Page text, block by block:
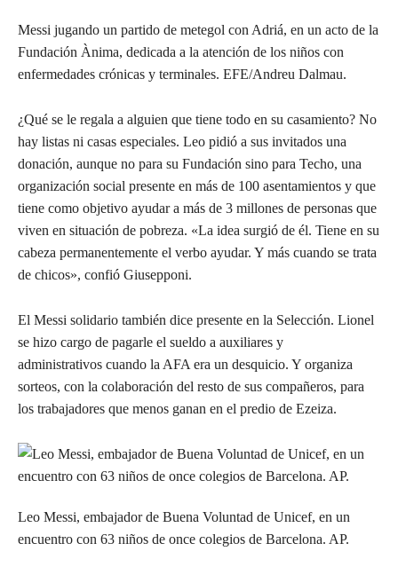
Messi jugando un partido de metegol con Adriá, en un acto de la
Fundación Ànima, dedicada a la atención de los niños con
enfermedades crónicas y terminales. EFE/Andreu Dalmau.
¿Qué se le regala a alguien que tiene todo en su casamiento? No
hay listas ni casas especiales. Leo pidió a sus invitados una
donación, aunque no para su Fundación sino para Techo, una
organización social presente en más de 100 asentamientos y que
tiene como objetivo ayudar a más de 3 millones de personas que
viven en situación de pobreza. «La idea surgió de él. Tiene en su
cabeza permanentemente el verbo ayudar. Y más cuando se trata
de chicos», confió Giusepponi.
El Messi solidario también dice presente en la Selección. Lionel
se hizo cargo de pagarle el sueldo a auxiliares y
administrativos cuando la AFA era un desquicio. Y organiza
sorteos, con la colaboración del resto de sus compañeros, para
los trabajadores que menos ganan en el predio de Ezeiza.
Leo Messi, embajador de Buena Voluntad de Unicef, en un
encuentro con 63 niños de once colegios de Barcelona. AP.